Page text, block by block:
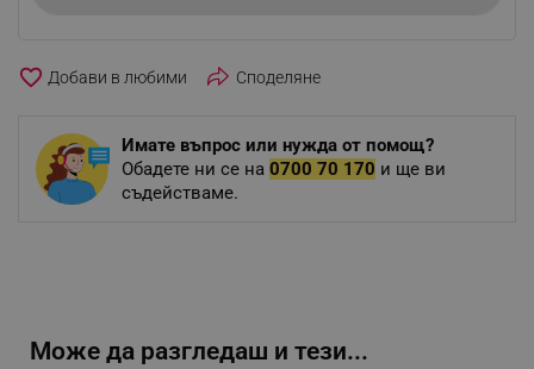
favorite_border Споделяне
Имате въпрос или нужда от помощ?
Обадете ни се на 0700 70 170 и ще ви
съдействаме.
Може да разгледаш и тези...